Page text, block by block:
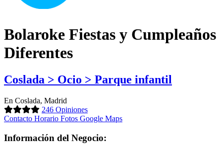
Bolaroke Fiestas y Cumpleaños
Diferentes
Coslada > Ocio > Parque infantil
En Coslada, Madrid
246 Opiniones
Contacto Horario Fotos Google Maps
Información del Negocio: